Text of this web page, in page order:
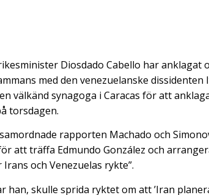
Diosdado Cabello har anklagat
med den venezuelanske
välkänd synagoga i Caracas för att
torsdagen.
rapporten Machado och
att träffa Edmundo González och
och Venezuelas rykte”.
han, skulle sprida ryktet om att ’Iran